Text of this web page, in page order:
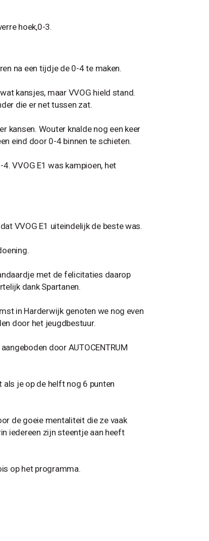
hoek,0-3.
na een tijdje de 0-4 te maken.
kansjes, maar VVOG hield stand.
die er net tussen zat.
kansen. Wouter knalde nog een keer
eind door 0-4 binnen te schieten.
VVOG E1 was kampioen, het
VVOG E1 uiteindelijk de beste was.
met de felicitaties daarop
dank Spartanen.
in Harderwijk genoten we nog even
door het jeugdbestuur.
door AUTOCENTRUM
als je op de helft nog 6 punten
de goeie mentaliteit die ze vaak
iedereen zijn steentje aan heeft
op het programma.